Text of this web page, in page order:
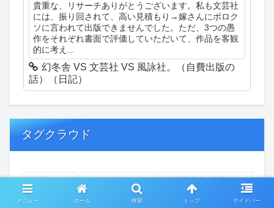
貴重な、リサーチありがとうございます。私も文芸社
には、振り回されて、高い見積もり→嫁さんにボロク
ソに言われて出版できませんでした。ただ、3つの愚
作をそれぞれ書面で評価していただいて、作品を客観
的に考え...
幻冬舎 VS 文芸社 VS 風詠社。（自費出版の
話）（日記）
タグクラウド
創作 おぎゃあ 精神病患者の日常
ちょっと頭冷やそうか 一回休み ついカッとなった
メニュー ホーム 検索 トップ サイドバー